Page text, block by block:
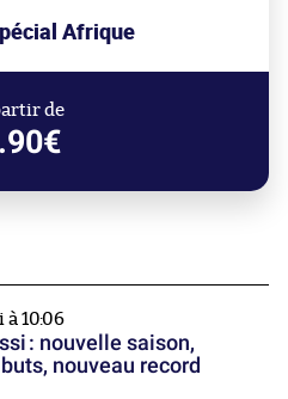
Afrique
de
10:06
: nouvelle saison,
nouveau record